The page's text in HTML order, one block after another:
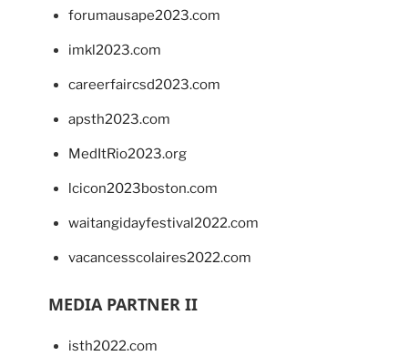
forumausape2023.com
imkl2023.com
careerfaircsd2023.com
apsth2023.com
MedItRio2023.org
lcicon2023boston.com
waitangidayfestival2022.com
vacancesscolaires2022.com
MEDIA PARTNER II
isth2022.com